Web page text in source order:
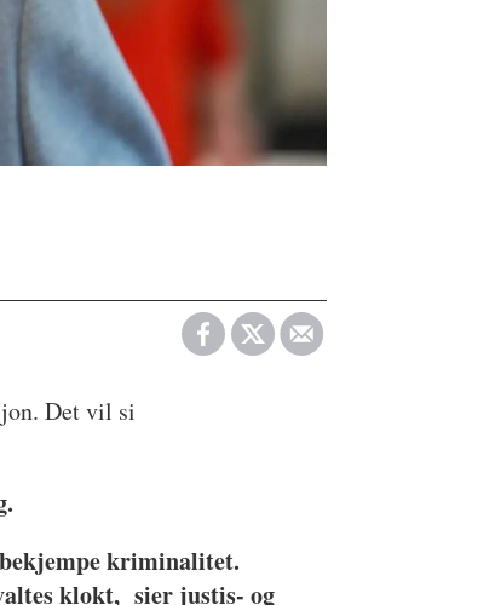
Det vil si
kriminalitet.
klokt, sier justis- og